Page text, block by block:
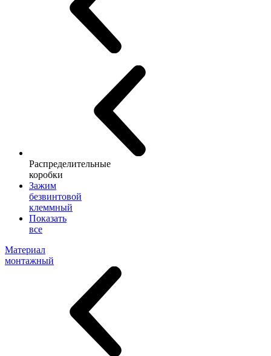
Распределительные
коробки
Зажим
безвинтовой
клеммный
Показать
все
Материал
монтажный